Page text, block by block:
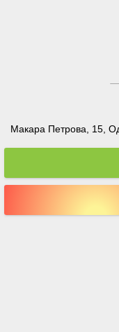
Макара Петрова, 15,